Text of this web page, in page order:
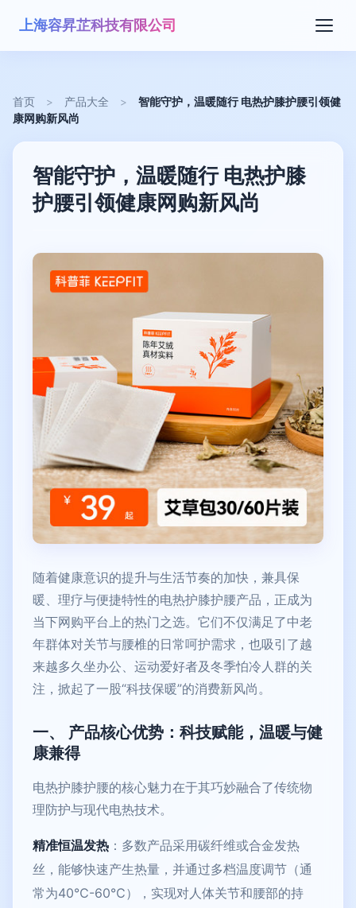
上海容昇芷科技有限公司
首页 > 产品大全 >
智能守护，温暖随行 电热护膝护腰引领健
康网购新风尚
智能守护，温暖随行 电热护膝
护腰引领健康网购新风尚
随着健康意识的提升与生活节奏的加快，兼具保
暖、理疗与便捷特性的电热护膝护腰产品，正成为
当下网购平台上的热门之选。它们不仅满足了中老
年群体对关节与腰椎的日常呵护需求，也吸引了越
来越多久坐办公、运动爱好者及冬季怕冷人群的关
注，掀起了一股“科技保暖”的消费新风尚。
一、 产品核心优势：科技赋能，温暖与健
康兼得
电热护膝护腰的核心魅力在于其巧妙融合了传统物
理防护与现代电热技术。
精准恒温发热 ：多数产品采用碳纤维或合金发热
丝，能够快速产生热量，并通过多档温度调节（通
常为40℃-60℃），实现对人体关节和腰部的持